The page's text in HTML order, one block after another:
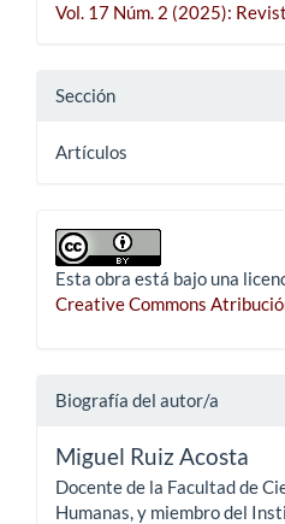
Vol. 17 Núm. 2 (2025):
Sección
Artículos
Esta obra está bajo una
Creative Commons
Biografía del autor/a
Miguel Ruiz Acosta
Docente de la Facultad de
Humanas, y miembro del